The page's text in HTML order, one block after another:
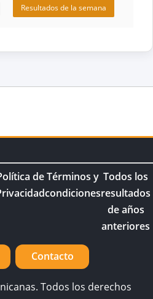
Resultados de la semana
deTérminos y
condiciones
Todos los
resultados
de años
anteriores
Contacto
Todos los derechos